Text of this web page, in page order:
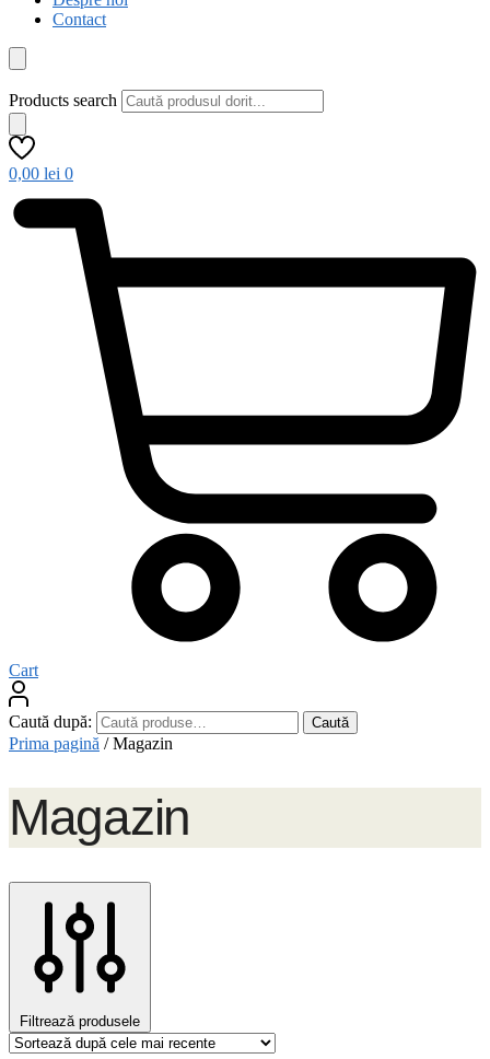
Contact
Products search
0,00 lei 0
Cart
Caută după: Caută
Prima pagină /Magazin
Magazin
Filtrează produsele